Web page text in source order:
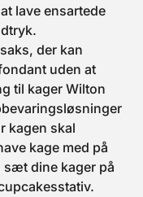
lave ensartede
der kan
uden at
til kager Wilton
kagen skal
kage med på
dine kager på